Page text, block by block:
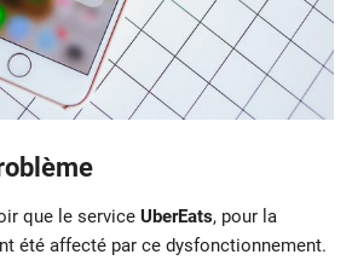
que le service UberEats, pour la
été affecté par ce dysfonctionnement.